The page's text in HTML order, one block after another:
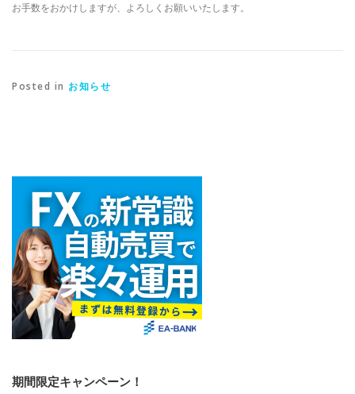
お手数をおかけしますが、よろしくお願いいたします。
Posted in お知らせ
期間限定キャンペーン！